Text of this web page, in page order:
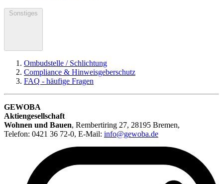
Sonstiges
Ombudstelle / Schlichtung
Compliance & Hinweisgeberschutz
FAQ - häufige Fragen
GEWOBA
Aktiengesellschaft
Wohnen und Bauen, Rembertiring 27, 28195 Bremen,
Telefon: 0421 36 72-0, E-Mail: info@gewoba.de